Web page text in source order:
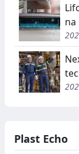
na
Plast Echo